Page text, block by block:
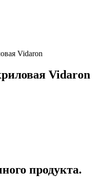
Vidaron
Vidaron
продукта.